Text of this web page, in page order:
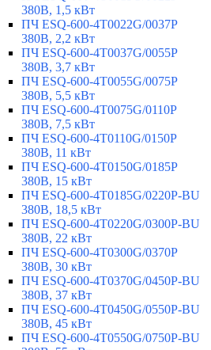
380В, 1,5 кВт
ПЧ ESQ-600-4T0022G/0037P
380В, 2,2 кВт
ПЧ ESQ-600-4T0037G/0055P
380В, 3,7 кВт
ПЧ ESQ-600-4T0055G/0075P
380В, 5,5 кВт
ПЧ ESQ-600-4T0075G/0110P
380В, 7,5 кВт
ПЧ ESQ-600-4T0110G/0150P
380В, 11 кВт
ПЧ ESQ-600-4T0150G/0185P
380В, 15 кВт
ПЧ ESQ-600-4T0185G/0220P-BU
380В, 18,5 кВт
ПЧ ESQ-600-4T0220G/0300P-BU
380В, 22 кВт
ПЧ ESQ-600-4T0300G/0370P
380В, 30 кВт
ПЧ ESQ-600-4T0370G/0450P-BU
380В, 37 кВт
ПЧ ESQ-600-4T0450G/0550P-BU
380В, 45 кВт
ПЧ ESQ-600-4T0550G/0750P-BU